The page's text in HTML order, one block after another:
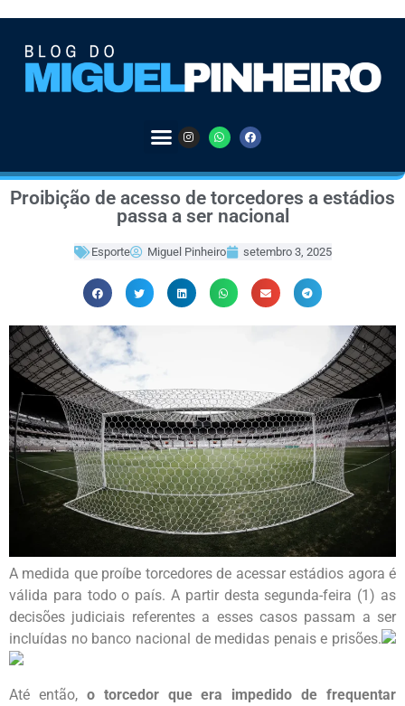
Proibição de acesso de torcedores a estádios
passa a ser nacional
Esporte Miguel Pinheiro setembro 3, 2025
A medida que proíbe torcedores de acessar estádios agora é
válida para todo o país. A partir desta segunda-feira (1) as
decisões judiciais referentes a esses casos passam a ser
incluídas no banco nacional de medidas penais e prisões.
Até então, o torcedor que era impedido de frequentar